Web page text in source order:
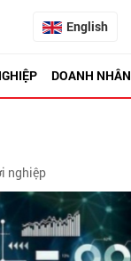
English
DOANH NHÂN
nghiệp